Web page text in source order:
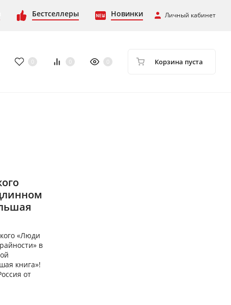
Бестселлеры Новинки Личный кабинет
0 0 0 Корзина пуста
«Люди
в
книга»!
от